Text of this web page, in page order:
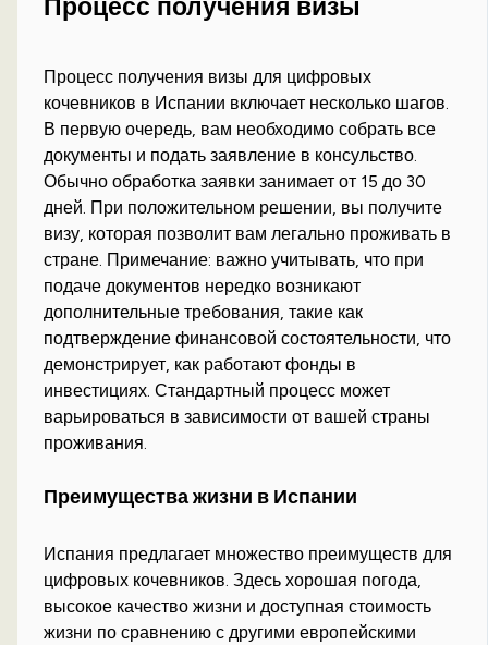
Процесс получения визы
Процесс получения визы для цифровых
кочевников в Испании включает несколько шагов.
В первую очередь, вам необходимо собрать все
документы и подать заявление в консульство.
Обычно обработка заявки занимает от 15 до 30
дней. При положительном решении, вы получите
визу, которая позволит вам легально проживать в
стране. Примечание: важно учитывать, что при
подаче документов нередко возникают
дополнительные требования, такие как
подтверждение финансовой состоятельности, что
демонстрирует, как работают фонды в
инвестициях. Стандартный процесс может
варьироваться в зависимости от вашей страны
проживания.
Преимущества жизни в Испании
Испания предлагает множество преимуществ для
цифровых кочевников. Здесь хорошая погода,
высокое качество жизни и доступная стоимость
жизни по сравнению с другими европейскими